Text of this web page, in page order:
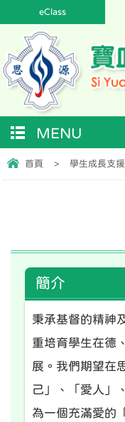
eClass
MENU
首頁 > 學生成長支援
簡介
秉承基督的精神
重培育學生在德
展。我們期望在
己」、「愛人」
為一個充滿愛的